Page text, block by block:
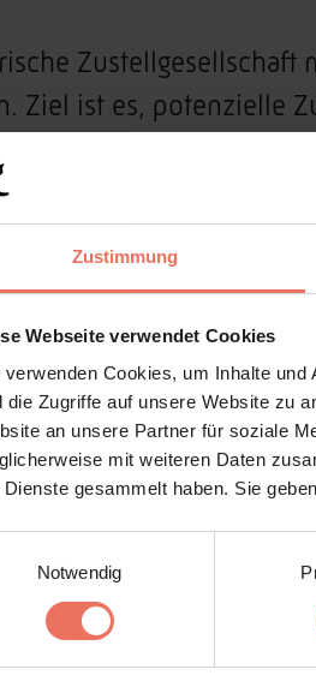
Zustimmung
Webseite verwendet Cookies
verwenden Cookies, um Inhalte
die Zugriffe auf unsere Website zu
an unsere Partner für soziale
mit weiteren Daten
Dienste gesammelt haben. Sie
Notwendig
Zustellgesellschaft
Ziel ist es, potenzielle
Schüler, Studenten,
gleichermaßen
einfach nur
ein ausgeschlafenes
stilisierten Typen